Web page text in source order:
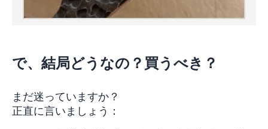
で、結局どうなの？買うべき？
まだ迷っていますか？
正直に言いましょう：